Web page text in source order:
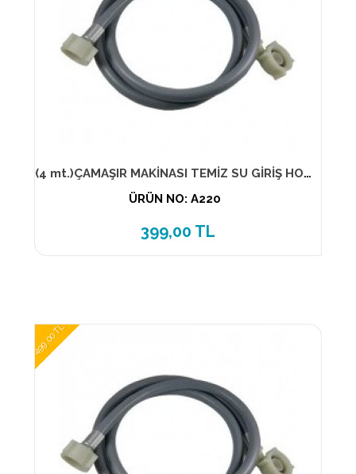
(4 mt.)ÇAMAŞIR MAKİNASI TEMİZ SU GİRİŞ HORTUM ( ELSE )
ÜRÜN NO: A220
399,00 TL
499,00 TL